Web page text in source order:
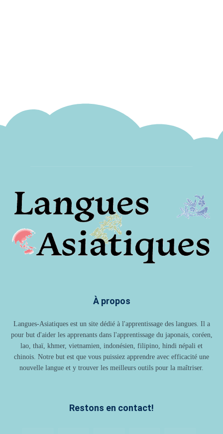
À propos
Langues-Asiatiques est un site dédié à l'apprentissage des langues. Il a
pour but d'aider les apprenants dans l'apprentissage du japonais, coréen,
lao, thaï, khmer, vietnamien, indonésien, filipino, hindi népali et
chinois. Notre but est que vous puissiez apprendre avec efficacité une
nouvelle langue et y trouver les meilleurs outils pour la maîtriser.
Restons en contact!